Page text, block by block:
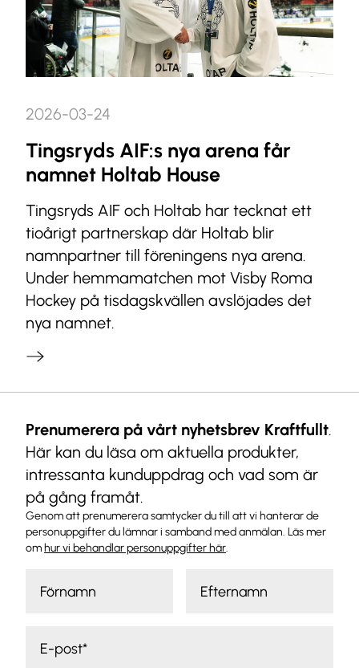
2026-03-24
Tingsryds AIF:s nya arena får
namnet Holtab House
Tingsryds AIF och Holtab har tecknat ett
tioårigt partnerskap där Holtab blir
namnpartner till föreningens nya arena.
Under hemmamatchen mot Visby Roma
Hockey på tisdagskvällen avslöjades det
nya namnet.
Prenumerera på vårt nyhetsbrev Kraftfullt.
Här kan du läsa om aktuella produkter,
intressanta kunduppdrag och vad som är
på gång framåt.
Genom att prenumerera samtycker du till att vi hanterar de
personuppgifter du lämnar i samband med anmälan. Läs mer
om hur vi behandlar personuppgifter här.